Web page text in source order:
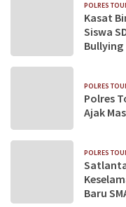
POLRES
Kasat
Siswa
Bullying
POLRES
Polres
Ajak
POLRES
Baru